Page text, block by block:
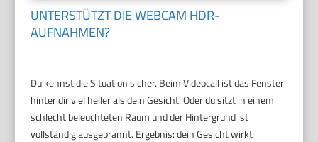
UNTERSTÜTZT DIE WEBCAM HDR-
AUFNAHMEN?
Du kennst die Situation sicher. Beim Videocall ist das Fenster
hinter dir viel heller als dein Gesicht. Oder du sitzt in einem
schlecht beleuchteten Raum und der Hintergrund ist
vollständig ausgebrannt. Ergebnis: dein Gesicht wirkt